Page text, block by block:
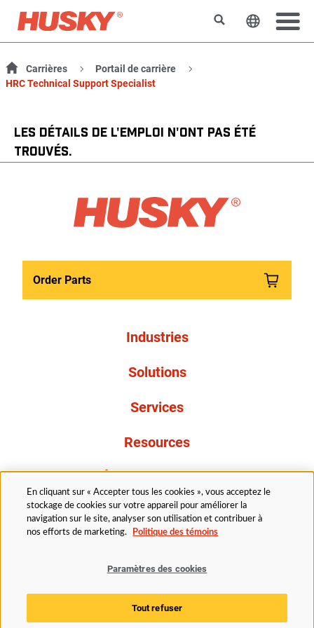
RechercherChanger
Carrières
Portail de carrière
HRC Technical Support Specialist
LES DÉTAILS DE L'EMPLOI N'ONT PAS ÉTÉ
TROUVÉS.
Order Parts
Industries
Solutions
Services
Resources
À propos de nous
Politique d’accessibilité
Politique en matière de cookies
Paramètres des cookies
En cliquant sur « Accepter tous les cookies », vous acceptez le
stockage de cookies sur votre appareil pour améliorer la
navigation sur le site, analyser son utilisation et contribuer à
nos efforts de marketing.
Politique des témoins
Paramètres des cookies
Tout refuser